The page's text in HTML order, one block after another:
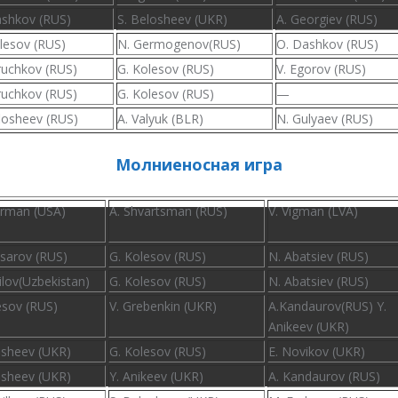
(RUS) S. Belosheev (UKR)
A. Georgiev (RUS)
(RUS) N. Germogenov(RUS)
O. Dashkov (RUS)
(RUS) G. Kolesov (RUS)
V. Egorov (RUS)
(RUS) G. Kolesov (RUS)
—
(RUS) A. Valyuk (BLR) N. Gulyaev (RUS)
Молниеносная игра
(USA) A. Shvartsman (RUS) V. Vigman (LVA)
(RUS) G. Kolesov (RUS)
N. Abatsiev (RUS)
G. Kolesov (RUS)
N. Abatsiev (RUS)
(RUS) V. Grebenkin (UKR)
A.Kandaurov(RUS) Y.
Anikeev (UKR)
(UKR) G. Kolesov (RUS)
E. Novikov (UKR)
(UKR) Y. Anikeev (UKR)
A. Kandaurov (RUS)